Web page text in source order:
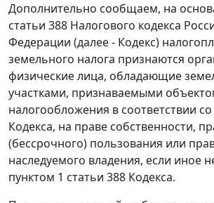
Дополнительно сообщаем, на
статьи 388 Налогового кодекса
Федерации (далее - Кодекс)
земельного налога признаются
физические лица, обладающие
участками, признаваемыми
налогообложения в соответствии со
Кодекса, на праве собственности,
(бессрочного) пользования или
наследуемого владения, если иное
пунктом 1 статьи 388 Кодекса.